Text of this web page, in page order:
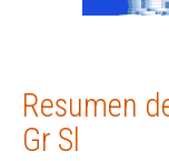
Resumen
Gr Sl